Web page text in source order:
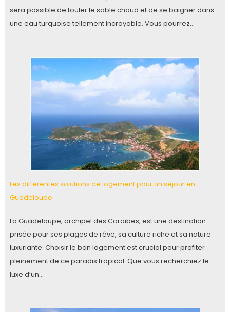
sera possible de fouler le sable chaud et de se baigner dans
une eau turquoise tellement incroyable. Vous pourrez…
Les différentes solutions de logement pour un séjour en
Guadeloupe
La Guadeloupe, archipel des Caraïbes, est une destination
prisée pour ses plages de rêve, sa culture riche et sa nature
luxuriante. Choisir le bon logement est crucial pour profiter
pleinement de ce paradis tropical. Que vous recherchiez le
luxe d’un…